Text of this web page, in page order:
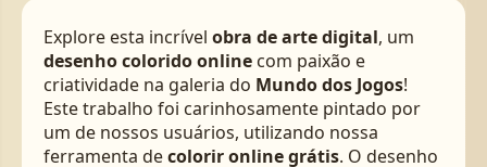
Explore esta incrível obra de arte digital, um
desenho colorido online com paixão e
criatividade na galeria do Mundo dos Jogos!
Este trabalho foi carinhosamente pintado por
um de nossos usuários, utilizando nossa
ferramenta decolorir online grátis. O desenho